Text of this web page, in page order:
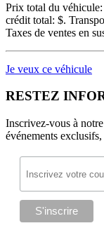
Prix total du véhicule:
crédit total: $.
Taxes de ventes en
Je veux ce véhicule
RESTEZ
Inscrivez-vous à
événements